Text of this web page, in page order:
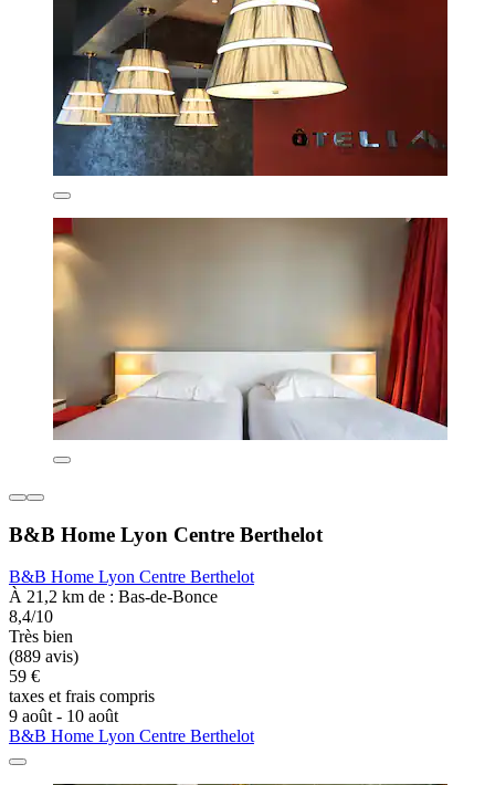
B&B Home Lyon Centre Berthelot
B&B Home Lyon Centre Berthelot
À 21,2 km de : Bas-de-Bonce
8,4/10
Très bien
(889 avis)
59 €
taxes et frais compris
9 août - 10 août
B&B Home Lyon Centre Berthelot